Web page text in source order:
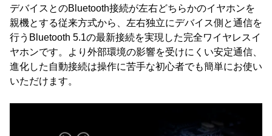
デバイスとのBluetooth接続が左右どちらかのイヤホンを
親機とする従来方式から、左右独立にデバイス側と通信を
行うBluetooth 5.1の最新接続を実現した完全ワイヤレスイ
ヤホンです。より外部環境の影響を受けにくい安定通信、
進化した自動接続は操作に苦手な初心者でも簡単にお使い
いただけます。